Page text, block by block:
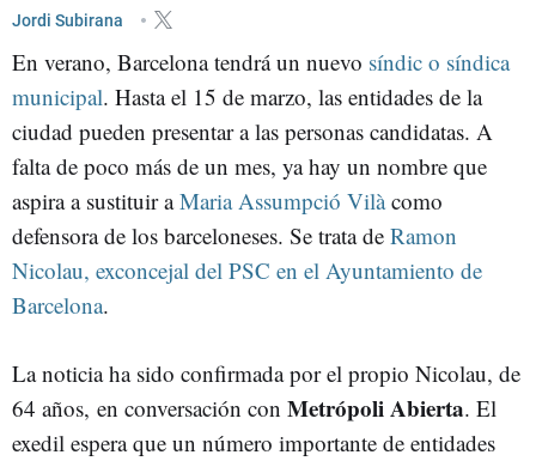
SINDICA DE GREUGES DE BARCELONA
Jordi Subirana
En verano, Barcelona tendrá un nuevo síndic o síndica
municipal. Hasta el 15 de marzo, las entidades de la
ciudad pueden presentar a las personas candidatas. A
falta de poco más de un mes, ya hay un nombre que
aspira a sustituir aMaria Assumpció Vilàcomo
defensora de los barceloneses. Se trata de Ramon
Nicolau, exconcejal del PSC en el Ayuntamiento de
Barcelona.
La noticia ha sido confirmada por el propio Nicolau, de
64 años, en conversación con Metrópoli Abierta. El
exedil espera que un número importante de entidades